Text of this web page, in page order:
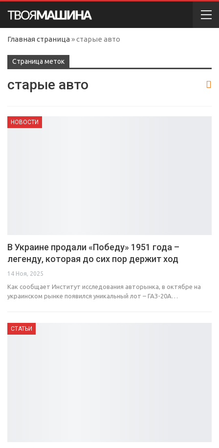
Главная страница »старые авто
Cтраница меток
старые авто
НОВОСТИ
В Украине продали «Победу» 1951 года –
легенду, которая до сих пор держит ход
14 Ноя, 2025
Как сообщает Институт исследования авторынка, в октябре на
украинском рынке появился уникальный лот – ГАЗ-20А…
СТАТЬИ